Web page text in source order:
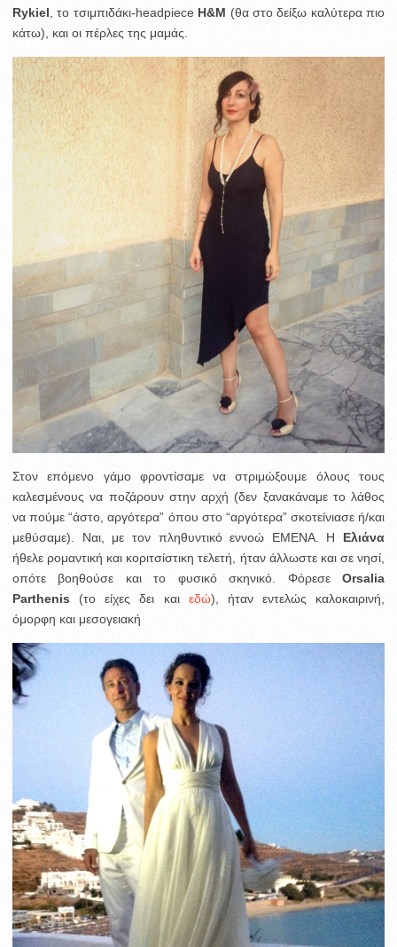
Rykiel , το τσιμπιδάκι-headpiece Η&Μ (θα στο δείξω καλύτερα πιο
κάτω), και οι πέρλες της μαμάς.
Στον επόμενο γάμο φροντίσαμε να στριμώξουμε όλους τους
καλεσμένους να ποζάρουν στην αρχή (δεν ξανακάναμε το λάθος
να πούμε “άστο, αργότερα” όπου στο “αργότερα” σκοτείνιασε ή/και
μεθύσαμε). Ναι, με τον πληθυντικό εννοώ ΕΜΕΝΑ. Η Ελιάνα
ήθελε ρομαντική και κοριτσίστικη τελετή, ήταν άλλωστε και σε νησί,
οπότε βοηθούσε και το φυσικό σκηνικό. Φόρεσε Orsalia
Parthenis (το είχες δει και εδώ), ήταν εντελώς καλοκαιρινή,
όμορφη και μεσογειακή